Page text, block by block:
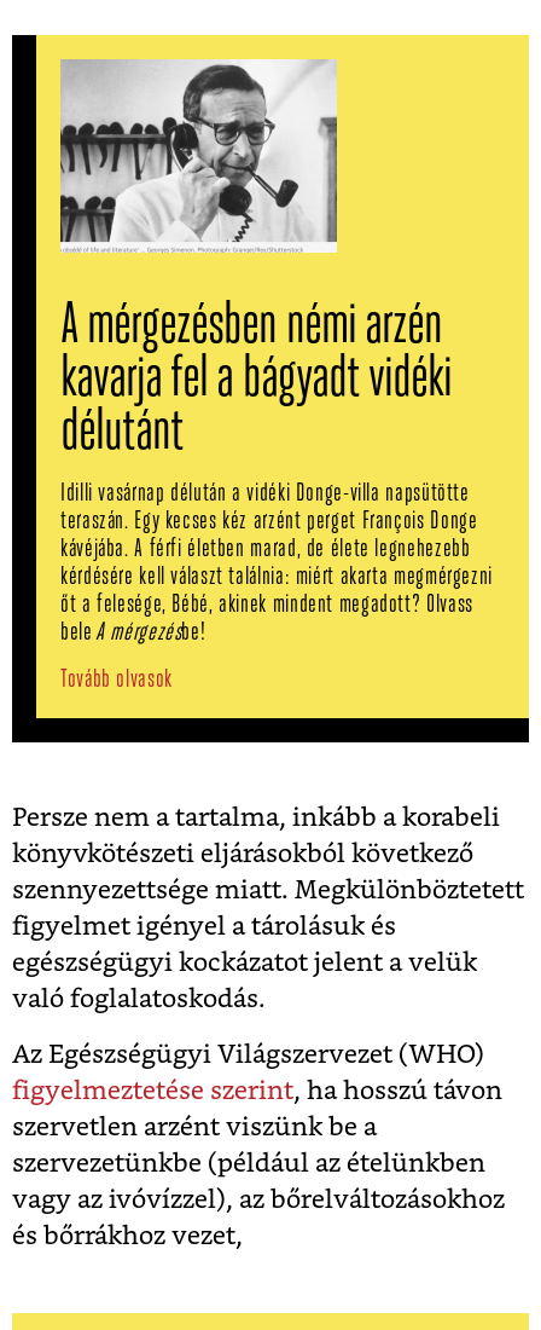
A mérgezésben némi arzén
kavarja fel a bágyadt vidéki
délutánt
Idilli vasárnap délután a vidéki Donge-villa napsütötte
teraszán. Egy kecses kéz arzént perget François Donge
kávéjába. A férfi életben marad, de élete legnehezebb
kérdésére kell választ találnia: miért akarta megmérgezni
őt a felesége, Bébé, akinek mindent megadott? Olvass
beleA mérgezésbe!
Tovább olvasok
Persze nem a tartalma, inkább a korabeli
könyvkötészeti eljárásokból következő
szennyezettsége miatt. Megkülönböztetett
figyelmet igényel a tárolásuk és
egészségügyi kockázatot jelent a velük
való foglalatoskodás.
Az Egészségügyi Világszervezet (WHO)
figyelmeztetése szerint, ha hosszú távon
szervetlen arzént viszünk be a
szervezetünkbe (például az ételünkben
vagy az ivóvízzel), az bőrelváltozásokhoz
és bőrrákhoz vezet,